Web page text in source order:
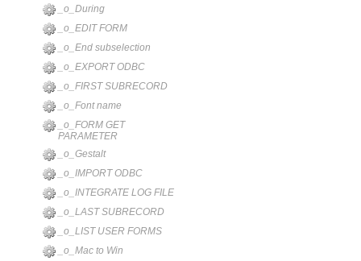
_o_During
_o_EDIT FORM
_o_End subselection
_o_EXPORT ODBC
_o_FIRST SUBRECORD
_o_Font name
_o_FORM GET
PARAMETER
_o_Gestalt
_o_IMPORT ODBC
_o_INTEGRATE LOG FILE
_o_LAST SUBRECORD
_o_LIST USER FORMS
_o_Mac to Win